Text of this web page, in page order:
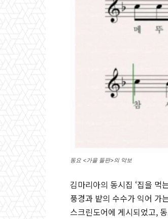
동요 <가을 들판>의 악보
김마리아의 동시집 ‘집을 먹
풍경과 밭의 수수가 익어 가
스크린도어에 게시되었고,